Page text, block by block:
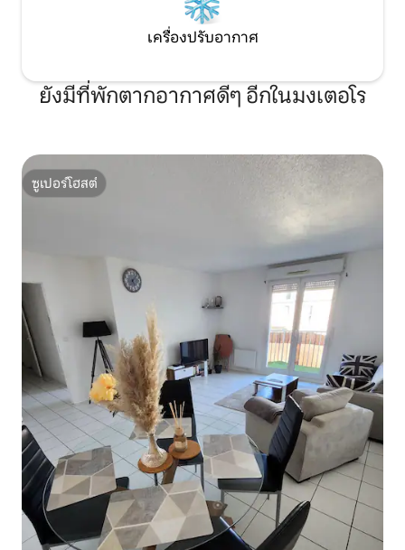
เครื่องปรับอากาศ
ยังมีที่พักตากอากาศดีๆ อีกในมงเตอโร
ซูเปอร์โฮสต์
ซูเปอร์โฮสต์